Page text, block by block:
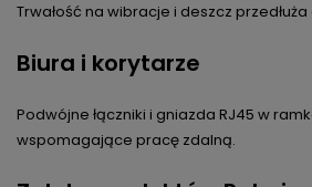
Trwałość na wibracje i deszcz
Biura i korytarze
Podwójne łączniki i gniazda RJ45 w
wspomagające pracę zdalną.